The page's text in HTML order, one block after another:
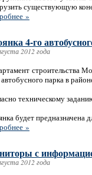
существующую
»
4-го
2012 года
строительства
парка в
техническому
будет предназначена
»
с
2012 года